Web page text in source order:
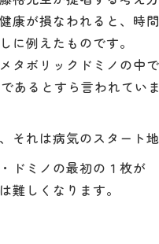
康が損なわれると、時
に例えたものです。
タボリックドミノの中
あるとすら言われていま
それは病気のスタート地
ドミノの最初の１枚が
難しくなります。